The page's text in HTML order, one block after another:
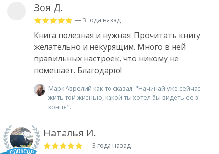
Зоя Д.
— 3 года назад
Книга полезная и нужная. Прочитать книгу
желательно и некурящим. Много в ней
правильных настроек, что никому не
помешает. Благодарю!
Марк Аврелий как-то сказал: "Начинай уже сейчас
жить той жизнью, какой ты хотел бы видеть её в
конце".
Наталья И.
— 3 года назад